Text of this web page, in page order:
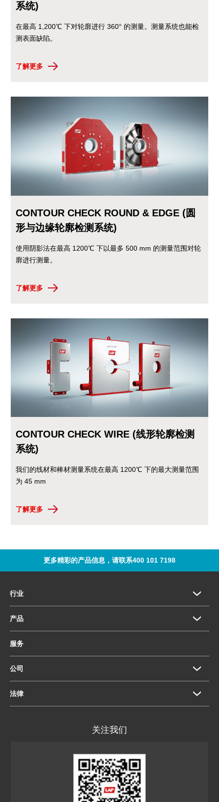
系统)
在最高 1,200℃ 下对轮廓进行 360° 的测量。测量系统也能检
测表面缺陷。
了解更多
CONTOUR CHECK ROUND & EDGE (圆
形与边缘轮廓检测系统)
使用阴影法在最高 1200℃ 下以最多 500 mm 的测量范围对轮
廓进行测量。
了解更多
CONTOUR CHECK WIRE (线形轮廓检测
系统)
我们的线材和棒材测量系统在最高 1200℃ 下的最大测量范围
为 45 mm
了解更多
更多精彩的产品信息，请联系400 101 7198
行业
产品
服务
公司
法律
关注我们